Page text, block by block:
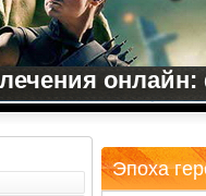
Эпоха